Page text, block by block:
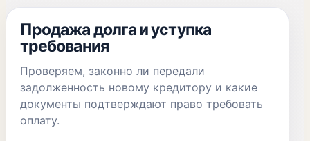
Продажа долга и уступка
требования
Проверяем, законно ли передали
задолженность новому кредитору и какие
документы подтверждают право требовать
оплату.